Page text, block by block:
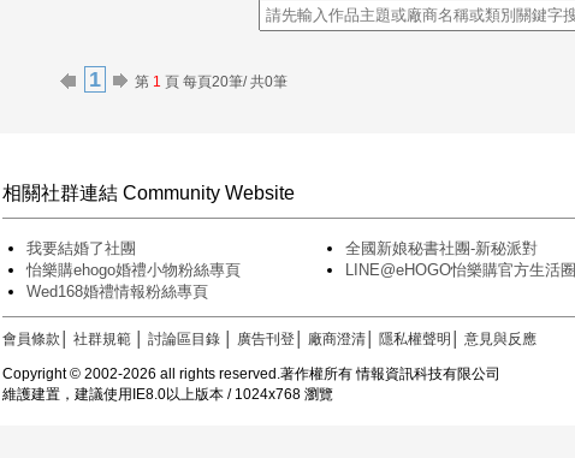
1 第 1 頁 每頁20筆/ 共0筆
相關社群連結 Community Website
我要結婚了社團
全國新娘秘書社團-新秘派對
怡樂購ehogo婚禮小物粉絲專頁
LINE@eHOGO怡樂購官方生活圈
Wed168婚禮情報粉絲專頁
會員條款 │社群規範 │討論區目錄 廣告刊登 廠商澄清 隱私權聲明 │意見與反應
Copyright © 2002-2026 all rights reserved.著作權所有 情報資訊科技有限公司
維護建置，建議使用IE8.0以上版本 / 1024x768 瀏覽